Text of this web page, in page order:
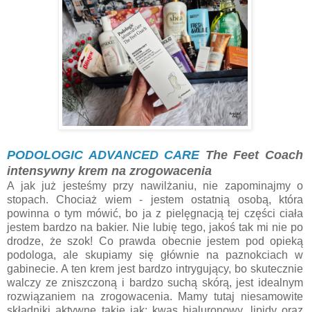
PODOLOGIC ADVANCED CAREThe Feet Coach
intensywny krem na zrogowacenia
A jak już jesteśmy przy nawilżaniu, nie zapominajmy o
stopach. Chociaż wiem - jestem ostatnią osobą, która
powinna o tym mówić, bo ja z pielęgnacją tej części ciała
jestem bardzo na bakier. Nie lubię tego, jakoś tak mi nie po
drodze, że szok! Co prawda obecnie jestem pod opieką
podologa, ale skupiamy się głównie na paznokciach w
gabinecie. A ten krem jest bardzo intrygujący, bo skutecznie
walczy ze zniszczoną i bardzo suchą skórą, jest idealnym
rozwiązaniem na zrogowacenia. Mamy tutaj niesamowite